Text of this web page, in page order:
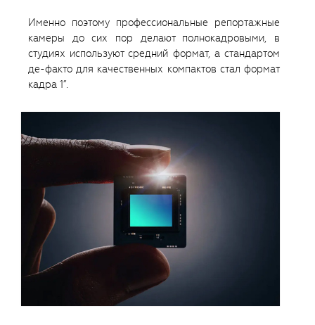
Именно поэтому профессиональные репортажные
камеры до сих пор делают полнокадровыми, в
студиях используют средний формат, а стандартом
де-факто для качественных компактов стал формат
кадра 1”.